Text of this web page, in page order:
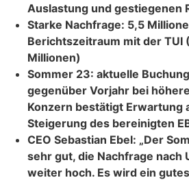
Auslastung und gestiegenen
Starke Nachfrage: 5,5
Berichtszeitraum mit der TUI
Millionen)
Sommer 23: aktuelle
gegenüber Vorjahr bei
Konzern bestätigt Erwartung
Steigerung des bereinigten
CEO Sebastian Ebel: „Der
sehr gut, die Nachfrage nach
weiter hoch. Es wird ein